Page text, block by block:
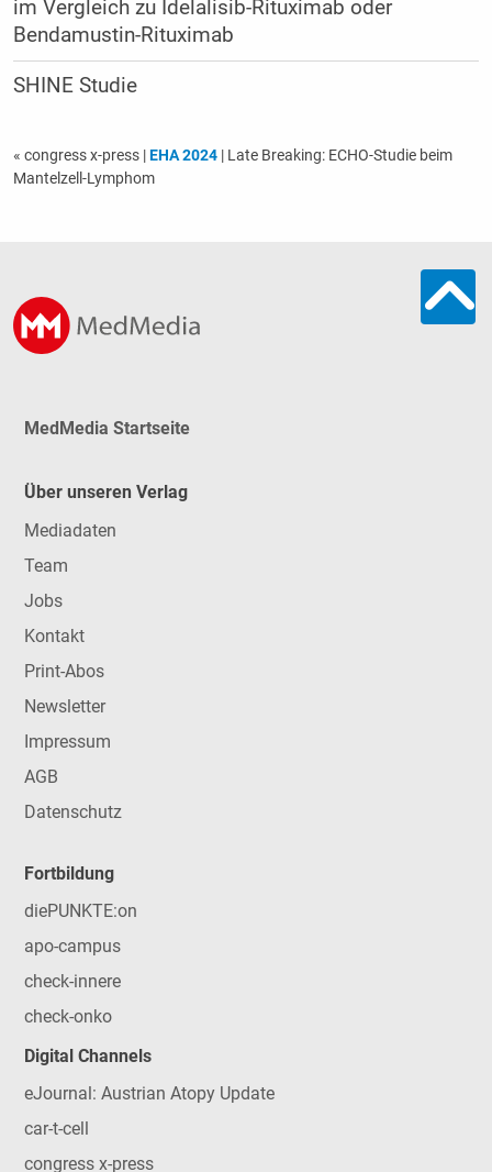
im Vergleich zu Idelalisib-Rituximab oder
Bendamustin-Rituximab
SHINE Studie
« congress x-press |EHA 2024| Late Breaking: ECHO-Studie beim
Mantelzell-Lymphom
MedMedia Startseite
Über unseren Verlag
Mediadaten
Team
Jobs
Kontakt
Print-Abos
Newsletter
Impressum
AGB
Datenschutz
Fortbildung
diePUNKTE:on
apo-campus
check-innere
check-onko
Digital Channels
eJournal: Austrian Atopy Update
car-t-cell
congress x-press